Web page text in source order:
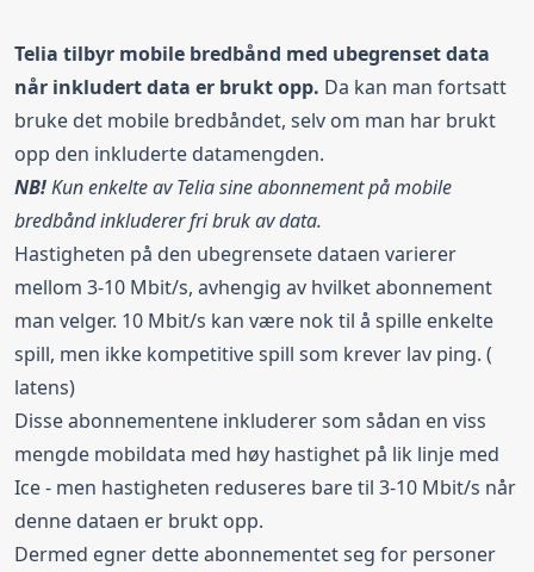
Telia tilbyr mobile bredbånd med ubegrenset data
når inkludert data er brukt opp. Da kan man fortsatt
bruke det mobile bredbåndet, selv om man har brukt
opp den inkluderte datamengden.
NB!Kun enkelte av Telia sine abonnement på mobile
bredbånd inkluderer fri bruk av data.
Hastigheten på den ubegrensete dataen varierer
mellom 3-10 Mbit/s, avhengig av hvilket abonnement
man velger. 10 Mbit/s kan være nok til å spille enkelte
spill, men ikke kompetitive spill som krever lav ping. (
latens)
Disse abonnementene inkluderer som sådan en viss
mengde mobildata med høy hastighet på lik linje med
Ice - men hastigheten reduseres bare til 3-10 Mbit/s når
denne dataen er brukt opp.
Dermed egner dette abonnementet seg for personer